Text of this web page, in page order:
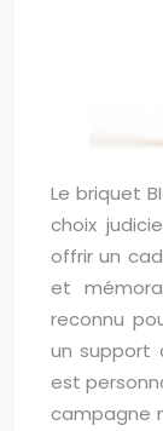
Le briquet
choix
offrir un
et
reconnu
un support
est
campagne